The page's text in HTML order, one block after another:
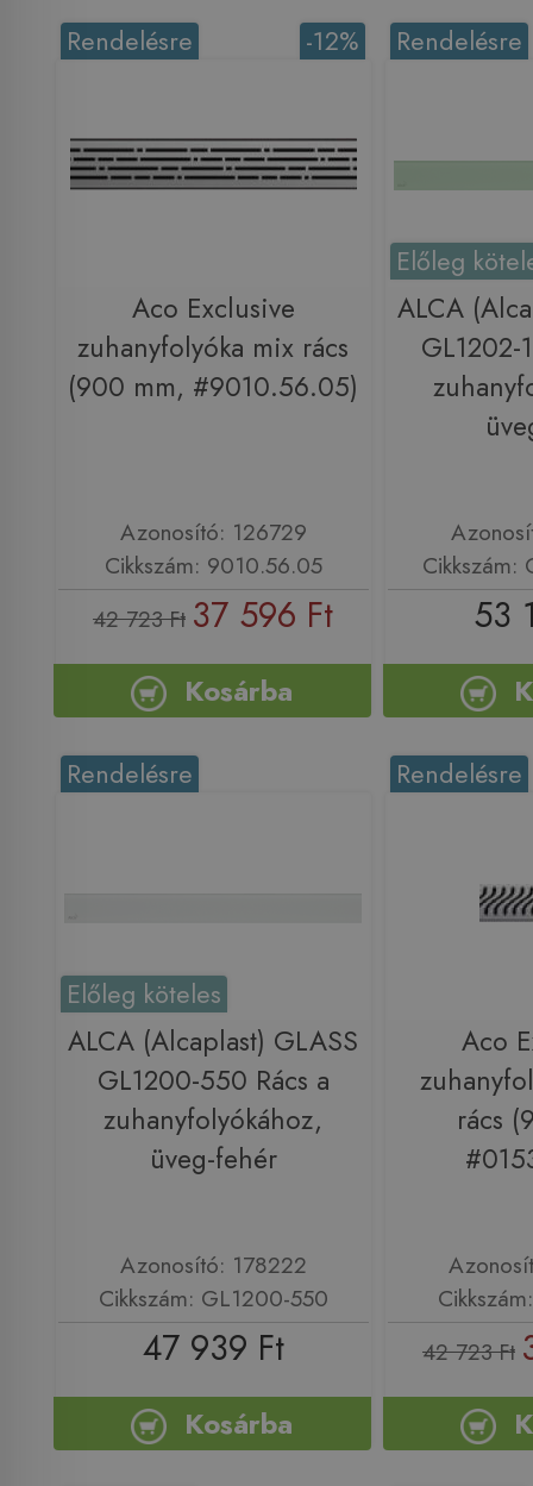
-12%
Rendelésre
Aco Exclusive
zuhanyfolyóka mix rács
(900 mm, #9010.56.05)
Azonosító: 126729
Cikkszám: 9010.56.05
42 723 Ft 37 596 Ft
Kosárba
Rendelésre
Előleg
ALCA
GL1202-
Cikkszám:
53
Rendelésre
Előleg köteles
ALCA (Alcaplast) GLASS
GL1200-550 Rács a
zuhanyfolyókához,
üveg-fehér
Azonosító: 178222
Cikkszám: GL1200-550
47 939 Ft
Kosárba
Rendelésre
Aco
rács
42 723 Ft